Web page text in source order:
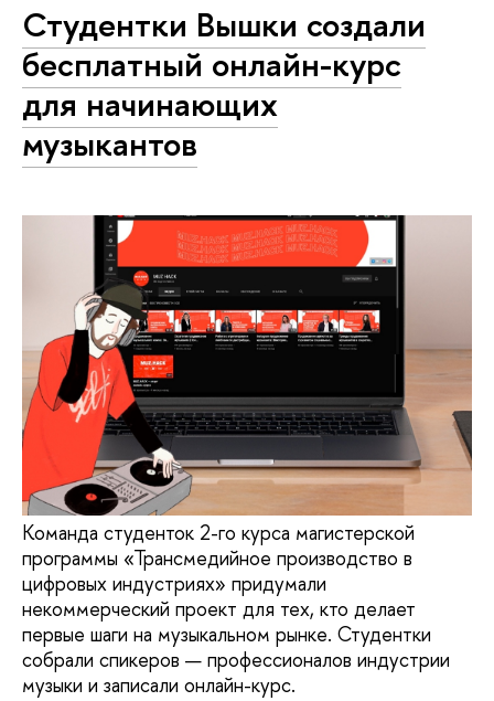
Студентки Вышки создали
бесплатный онлайн-курс
для начинающих
музыкантов
Команда студенток 2-го курса магистерской
программы «Трансмедийное производство в
цифровых индустриях» придумали
некоммерческий проект для тех, кто делает
первые шаги на музыкальном рынке. Студентки
собрали спикеров — профессионалов индустрии
музыки и записали онлайн-курс.